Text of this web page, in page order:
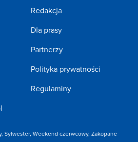
Redakcja
Dla prasy
Partnerzy
Polityka prywatności
Regulaminy
, Sylwester, Weekend czerwcowy, Zakopane